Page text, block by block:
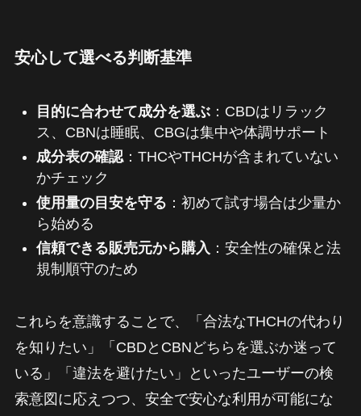
安心して選べる判断基準
目的に合わせて成分を選ぶ：CBDはリラック
ス、CBNは睡眠、CBGは集中や体調サポート
成分表の確認：THCやTHCHが含まれていない
かチェック
使用量の目安を守る ：初めて試す場合は少量か
ら始める
信頼できる販売元から購入 ：安全性の確保と法
規制順守のため
これらを意識することで、「合法なTHCHの代わり
を知りたい」「CBDとCBNどちらを選ぶか迷って
いる」「違法を避けたい」といったユーザーの検
索意図に応えつつ、安全で安心な利用が可能にな